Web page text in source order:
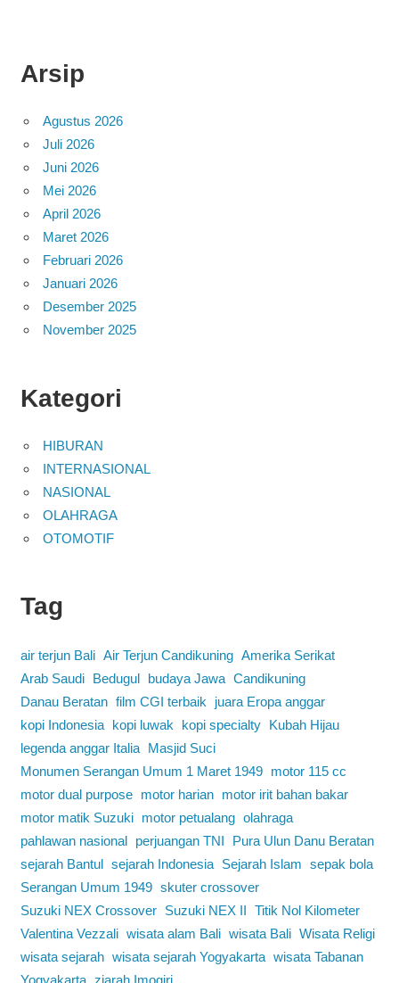
Arsip
Agustus 2026
Juli 2026
Juni 2026
Mei 2026
April 2026
Maret 2026
Februari 2026
Januari 2026
Desember 2025
November 2025
Kategori
HIBURAN
INTERNASIONAL
NASIONAL
OLAHRAGA
OTOMOTIF
Tag
air terjun Bali Air Terjun Candikuning Amerika Serikat
Arab Saudi
Bedugul budaya Jawa Candikuning
Danau Beratan film CGI terbaik
juara Eropa anggar
kopi Indonesia
kopi luwak kopi specialty
Kubah Hijau
legenda anggar Italia
Masjid Suci
Monumen Serangan Umum 1 Maret 1949
motor 115 cc
motor dual purpose
motor harian
motor irit bahan bakar
motor matik Suzuki
motor petualang olahraga
pahlawan nasional
perjuangan TNI
Pura Ulun Danu Beratan
sejarah Bantul sejarah Indonesia Sejarah Islam sepak bola
Serangan Umum 1949 skuter crossover
Suzuki NEX Crossover
Suzuki NEX II Titik Nol Kilometer
Valentina Vezzali wisata alam Bali wisata Bali Wisata Religi
wisata sejarah wisata sejarah Yogyakarta wisata Tabanan
Yogyakarta ziarah Imogiri